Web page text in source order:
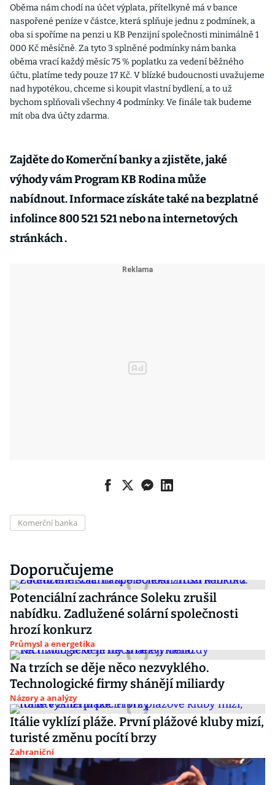
Oběma nám chodí na účet výplata, přítelkyně má v bance
naspořené peníze v částce, která splňuje jednu z podmínek, a
oba si spoříme na penzi u KB Penzijní společnosti minimálně 1
000 Kč měsíčně. Za tyto 3 splněné podmínky nám banka
oběma vrací každý měsíc 75 % poplatku za vedení běžného
účtu, platíme tedy pouze 17 Kč. V blízké budoucnosti uvažujeme
nad hypotékou, chceme si koupit vlastní bydlení, a to už
bychom splňovali všechny 4 podmínky. Ve finále tak budeme
mít oba dva účty zdarma.
Zajděte do Komerční banky a zjistěte, jaké
výhody vám Program KB Rodina může
nabídnout. Informace získáte také na bezplatné
infolince 800 521 521 nebo na internetových
stránkách .
Komerční banka
Doporučujeme
Potenciální zachránce Soleku zrušil
nabídku. Zadlužené solární společnosti
hrozí konkurz
Průmysl a energetika
Na trzích se děje něco nezvyklého.
Technologické firmy shánějí miliardy
Názory a analýzy
Itálie vyklízí pláže. První plážové kluby mizí,
turisté změnu pocítí brzy
Zahraniční